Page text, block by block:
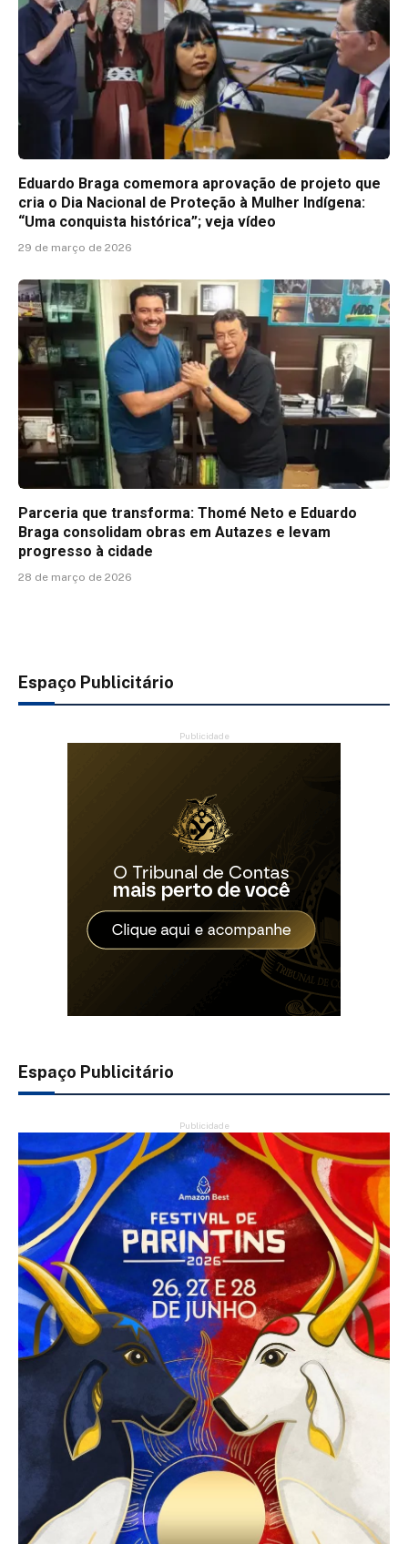
Eduardo Braga comemora aprovação de projeto que
cria o Dia Nacional de Proteção à Mulher Indígena:
“Uma conquista histórica”; veja vídeo
29 de março de 2026
Parceria que transforma: Thomé Neto e Eduardo
Braga consolidam obras em Autazes e levam
progresso à cidade
28 de março de 2026
Espaço Publicitário
Publicidade
Espaço Publicitário
Publicidade